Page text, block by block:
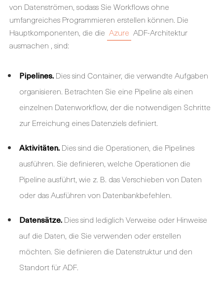
von Datenströmen, sodass Sie Workflows ohne
umfangreiches Programmieren erstellen können. Die
Hauptkomponenten, die die Azure ADF-Architektur
ausmachen , sind:
Pipelines. Dies sind Container, die verwandte Aufgaben
organisieren. Betrachten Sie eine Pipeline als einen
einzelnen Datenworkflow, der die notwendigen Schritte
zur Erreichung eines Datenziels definiert.
Aktivitäten. Dies sind die Operationen, die Pipelines
ausführen. Sie definieren, welche Operationen die
Pipeline ausführt, wie z. B. das Verschieben von Daten
oder das Ausführen von Datenbankbefehlen.
Datensätze. Dies sind lediglich Verweise oder Hinweise
auf die Daten, die Sie verwenden oder erstellen
möchten. Sie definieren die Datenstruktur und den
Standort für ADF.